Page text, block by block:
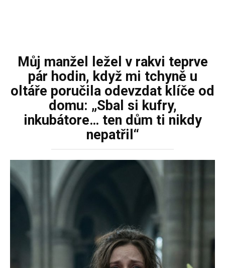
Můj manžel ležel v rakvi teprve
pár hodin, když mi tchyně u
oltáře poručila odevzdat klíče od
domu: „Sbal si kufry,
inkubátore… ten dům ti nikdy
nepatřil“